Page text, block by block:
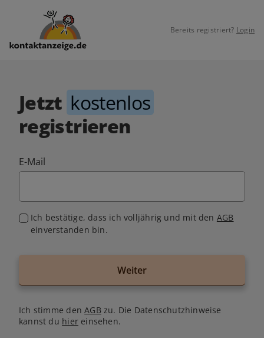
Bereits registriert? Login
Jetzt kostenlos
registrieren
E-Mail
Ich bestätige, dass ich volljährig und mit den AGB
einverstanden bin.
Weiter
Ich stimme denAGB zu. Die Datenschutzhinweise
kannst du hiereinsehen.